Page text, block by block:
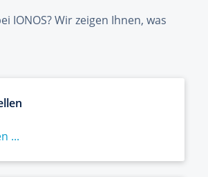
IONOS? Wir zeigen Ihnen, was
...